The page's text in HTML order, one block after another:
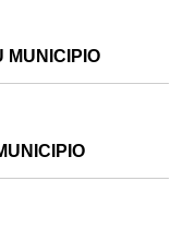
MUNICIPIO